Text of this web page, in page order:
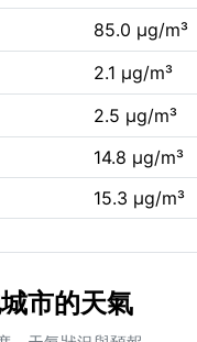
85.0 µg/m³
2.1 µg/m³
2.5 µg/m³
14.8 µg/m³
15.3 µg/m³
市的天氣